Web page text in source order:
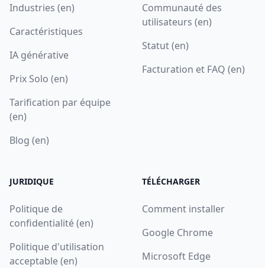
Industries (en)
Caractéristiques
IA générative
Prix Solo (en)
Tarification par équipe
(en)
Blog (en)
Communauté des
utilisateurs (en)
Statut (en)
Facturation et FAQ (en)
JURIDIQUE
Politique de
confidentialité (en)
Politique d'utilisation
acceptable (en)
TÉLÉCHARGER
Comment installer
Google Chrome
Microsoft Edge